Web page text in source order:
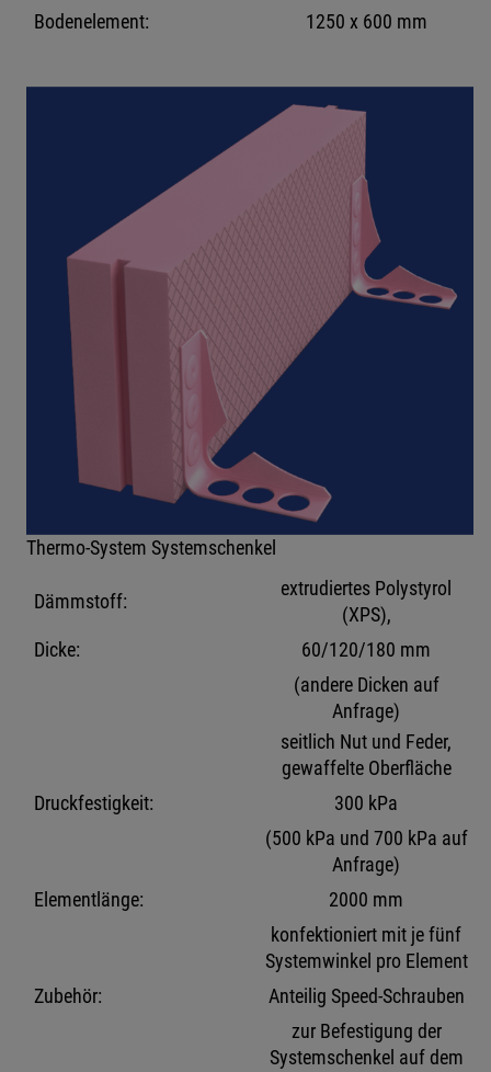
Bodenelement:
1250 x 600 mm
Thermo-System Systemschenkel
Dämmstoff:
extrudiertes Polystyrol
(XPS),
Dicke:
60/120/180 mm
(andere Dicken auf
Anfrage)
seitlich Nut und Feder,
gewaffelte Oberfläche
Druckfestigkeit:
300 kPa
(500 kPa und 700 kPa auf
Anfrage)
Elementlänge:
2000 mm
konfektioniert mit je fünf
Systemwinkel pro Element
Zubehör:
Anteilig Speed-Schrauben
zur Befestigung der
Systemschenkel auf dem